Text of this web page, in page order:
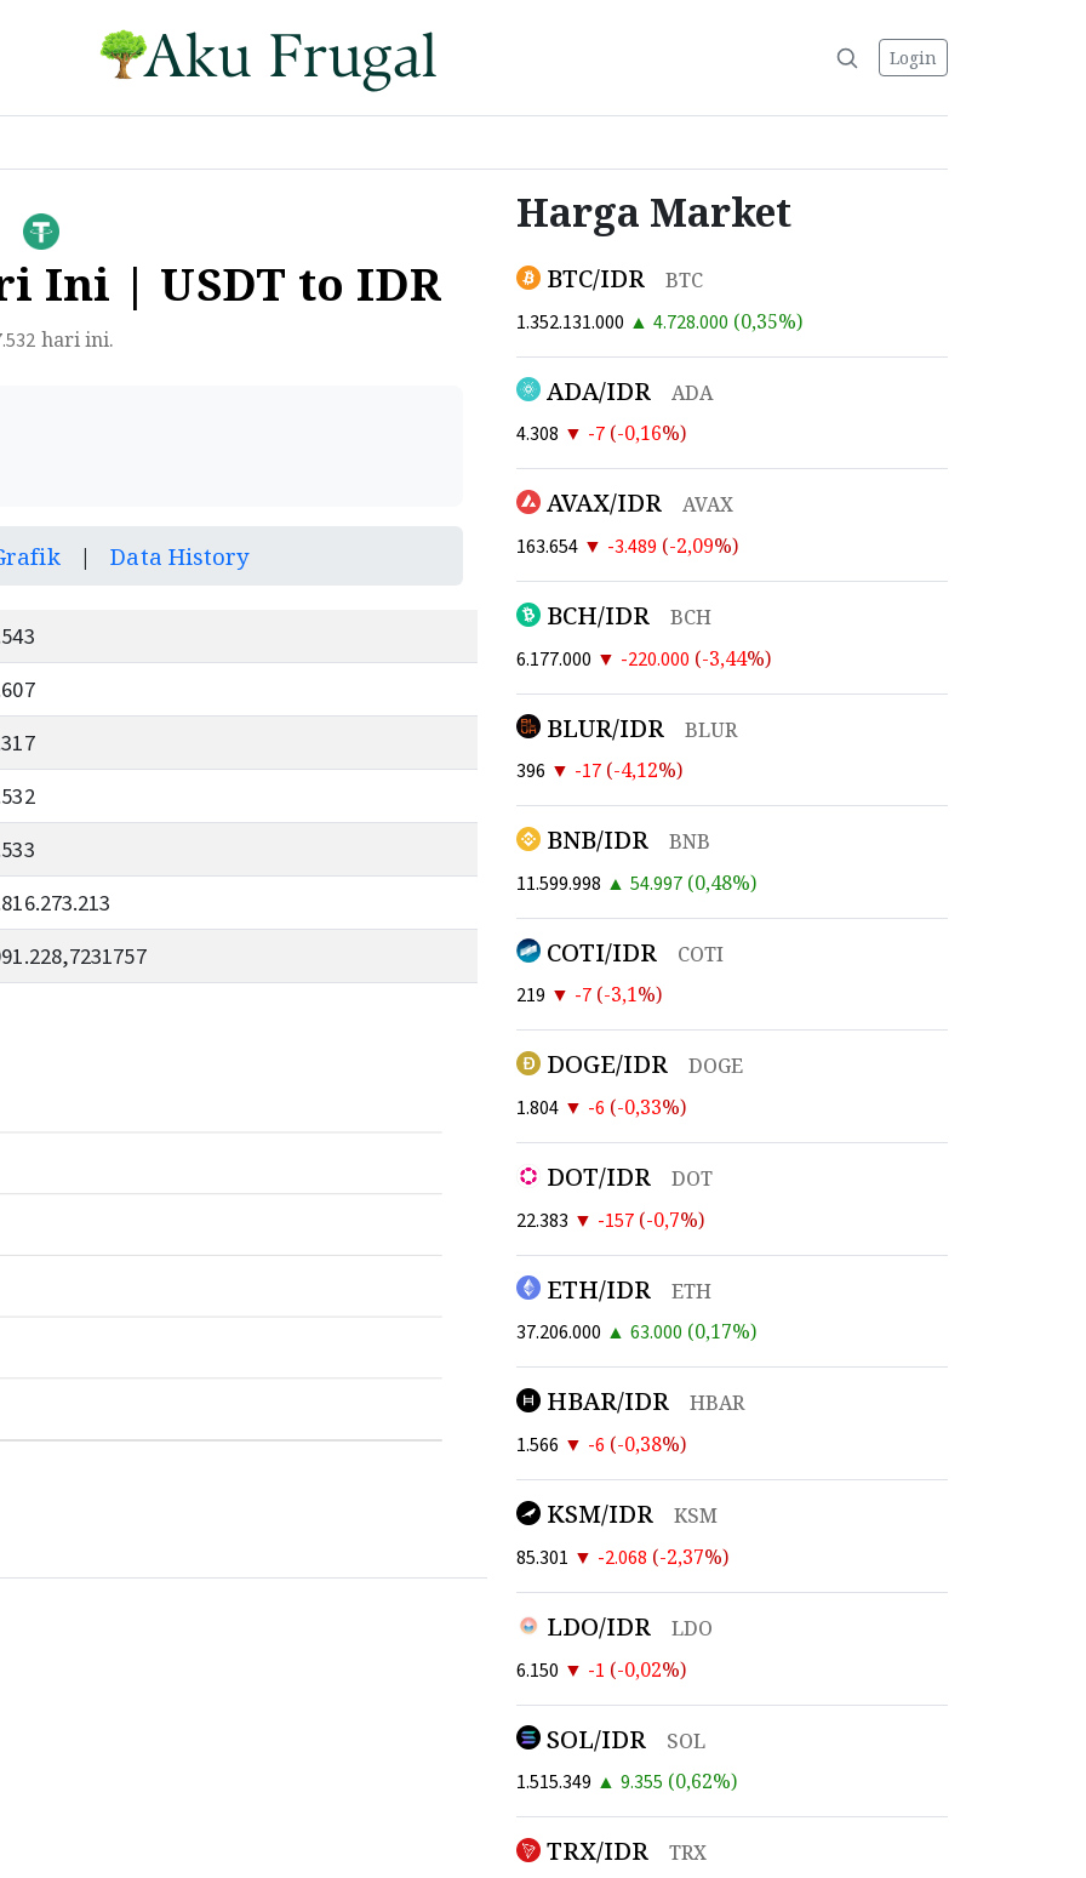
Login
Ini | USDT to IDR
hari ini.
|Data History
Harga Market
BTC/IDR
BTC
1.352.131.000 ▲ 4.728.000 (0,35%)
ADA/IDR
ADA
4.308 ▼ -7 (-0,16%)
AVAX/IDR
AVAX
163.654 ▼ -3.489 (-2,09%)
BCH/IDR
BCH
6.177.000 ▼ -220.000 (-3,44%)
BLUR/IDR
BLUR
396 ▼ -17 (-4,12%)
BNB/IDR
BNB
11.599.998 ▲ 54.997 (0,48%)
COTI/IDR
COTI
219 ▼ -7 (-3,1%)
DOGE/IDR
DOGE
1.804 ▼ -6 (-0,33%)
DOT/IDR
DOT
22.383 ▼ -157 (-0,7%)
ETH/IDR
ETH
37.206.000 ▲ 63.000 (0,17%)
HBAR/IDR
HBAR
1.566 ▼ -6 (-0,38%)
KSM/IDR
KSM
85.301 ▼ -2.068 (-2,37%)
LDO/IDR
LDO
6.150 ▼ -1 (-0,02%)
SOL/IDR
SOL
1.515.349 ▲ 9.355 (0,62%)
TRX/IDR
TRX